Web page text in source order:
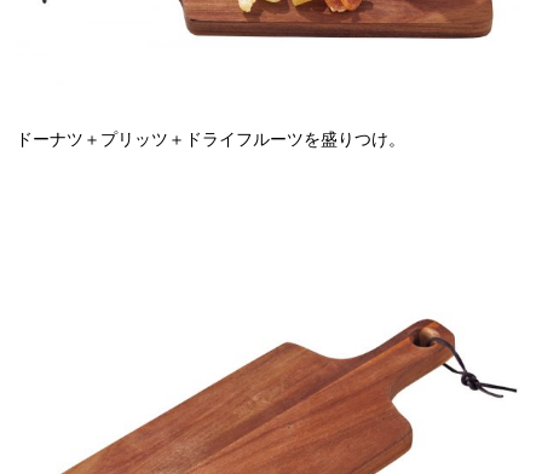
ドーナツ＋プリッツ＋ドライフルーツを盛りつけ。